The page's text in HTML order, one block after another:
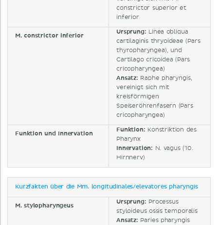
constrictor superior et
inferior
M. constrictor inferior
Ursprung: Linea obliqua
cartilaginis thryoideae (Pars
thyropharyngea), und
Cartilago cricoidea (Pars
cricopharyngea)
Ansatz: Raphe pharyngis,
vereinigt sich mit
kreisförmigen
Speiseröhrenfasern (Pars
cricopharyngea)
Funktion und Innervation
Funktion: Konstriktion des
Pharynx
Innervation: N. vagus (10.
Hirnnerv)
Kurzfakten über die Mm. longitudinales/elevatores pharyngis
M. stylopharyngeus
Ursprung: Processus
styloideus ossis temporalis
Ansatz: Paries pharyngis